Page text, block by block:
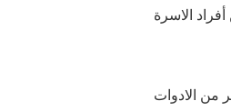
الاسرة
من الادوات